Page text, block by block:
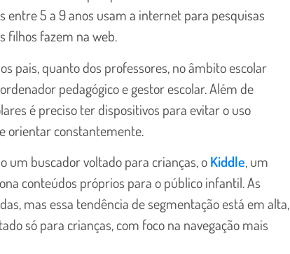
entre 5 a 9 anos usam a internet para pesquisas
filhos fazem na web.
pais, quanto dos professores, no âmbito escolar
pedagógico e gestor escolar. Além de
é preciso ter dispositivos para evitar o uso
orientar constantemente.
um buscador voltado para crianças, oKiddle, um
conteúdos próprios para o público infantil. As
mas essa tendência de segmentação está em alta,
só para crianças, com foco na navegação mais